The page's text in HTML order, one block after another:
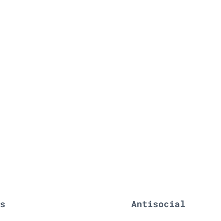
Antisocial